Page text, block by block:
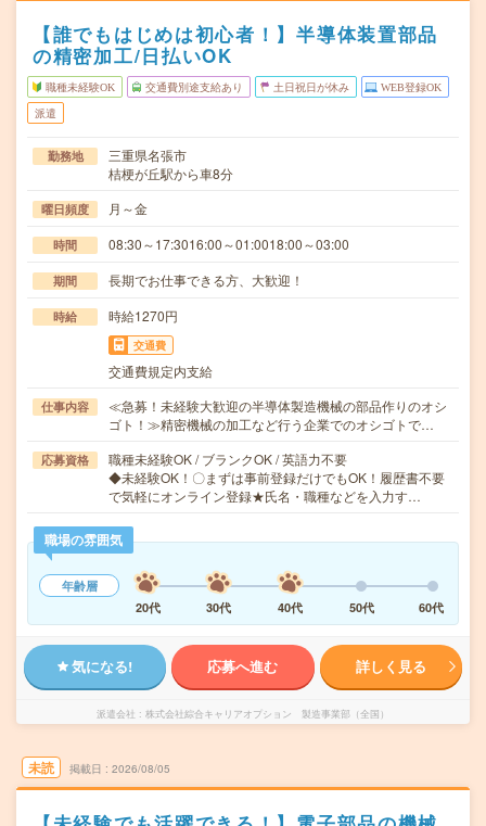
【誰でもはじめは初心者！】半導体装置部品
の精密加工/日払いOK
職種未経験OK 交通費別途支給あり 土日祝日が休み WEB登録OK
派遣
勤務地
三重県名張市
桔梗が丘駅から車8分
曜日頻度 月～金
時間 08:30～17:3016:00～01:0018:00～03:00
期間 長期でお仕事できる方、大歓迎！
時給 時給1270円
交通費
交通費規定内支給
仕事内容
≪急募！未経験大歓迎の半導体製造機械の部品作りのオシ
ゴト！≫精密機械の加工など行う企業でのオシゴトで…
応募資格
職種未経験OK / ブランクOK / 英語力不要
◆未経験OK！〇まずは事前登録だけでもOK！履歴書不要
で気軽にオンライン登録★氏名・職種などを入力す…
職場の雰囲気
年齢層
20代
30代 40代 50代 60代
気になる! 応募へ進む 詳しく見る
派遣会社 株式会社綜合キャリアオプション 製造事業部（全国）
未読 掲載日 2026/08/05